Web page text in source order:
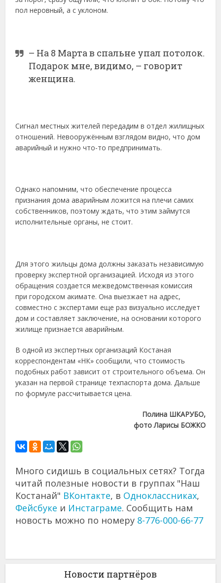
пол неровный, а с уклоном.
– На 8 Марта в спальне упал потолок.
Подарок мне, видимо, – говорит
женщина.
Сигнал местных жителей передадим в отдел жилищных
отношений. Невооружённым взглядом видно, что дом
аварийный и нужно что-то предпринимать.
Однако напомним, что обеспечение процесса
признания дома аварийным ложится на плечи самих
собственников, поэтому ждать, что этим займутся
исполнительные органы, не стоит.
Для этого жильцы дома должны заказать независимую
проверку экспертной организацией. Исходя из этого
обращения создается межведомственная комиссия
при городском акимате. Она выезжает на адрес,
совместно с экспертами еще раз визуально исследует
дом и составляет заключение, на основании которого
жилище признается аварийным.
В одной из экспертных организаций Костаная
корреспондентам «НК» сообщили, что стоимость
подобных работ зависит от строительного объема. Он
указан на первой странице техпаспорта дома. Дальше
по формуле рассчитывается цена.
Полина ШКАРУБО,
фото Ларисы БОЖКО
Много сидишь в социальных сетях? Тогда
читай полезные новости в группах "Наш
Костанай" ВКонтакте, в Одноклассниках,
Фейсбуке и Инстаграме. Сообщить нам
новость можно по номеру 8-776-000-66-77
Новости партнёров